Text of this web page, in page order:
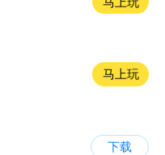
马上玩
下载